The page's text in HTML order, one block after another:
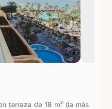
terraza de 18 m² (la más